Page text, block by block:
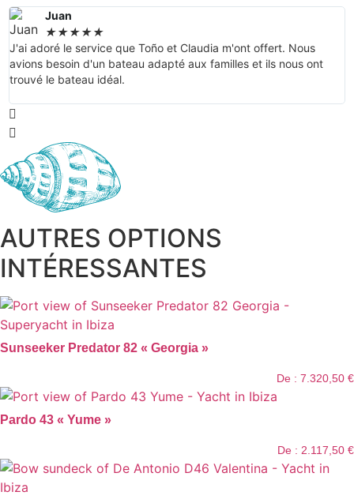
Juan
★★★★★
J'ai adoré le service que Toño et Claudia m'ont offert. Nous
avions besoin d'un bateau adapté aux familles et ils nous ont
trouvé le bateau idéal.
AUTRES OPTIONS
INTÉRESSANTES
Sunseeker Predator 82 « Georgia »
De : 7.320,50 €
Pardo 43 « Yume »
De : 2.117,50 €